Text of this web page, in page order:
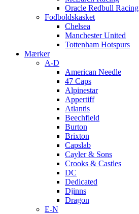
Oracle Redbull Racing
Fodboldskasket
Chelsea
Manchester United
Tottenham Hotspurs
Mærker
A-D
American Needle
47 Caps
Alpinestar
Appertiff
Atlantis
Beechfield
Burton
Brixton
Capslab
Cayler & Sons
Crooks & Castles
DC
Dedicated
Djinns
Dragon
E-N